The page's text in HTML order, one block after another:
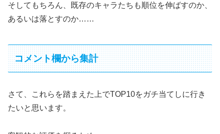
そしてもちろん、既存のキャラたちも順位を伸ばすのか、
あるいは落とすのか……
コメント欄から集計
さて、これらを踏まえた上でTOP10をガチ当てしに行き
たいと思います。